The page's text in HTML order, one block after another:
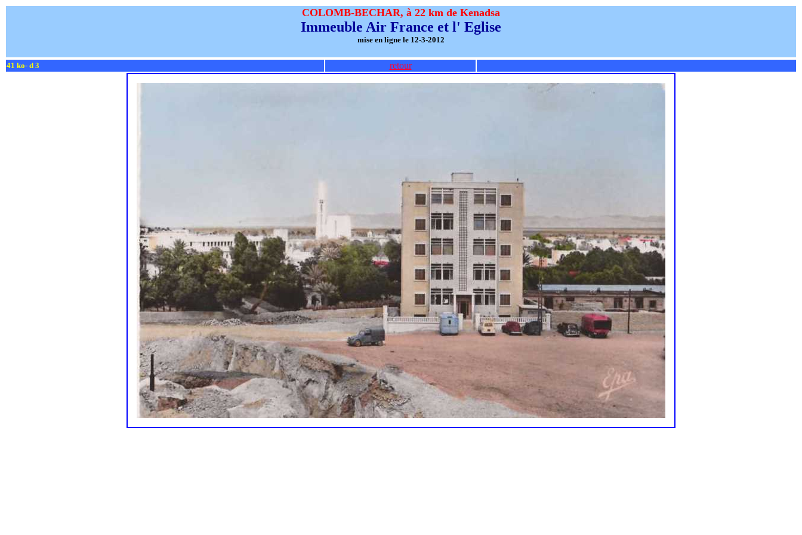
COLOMB-BECHAR, à 22 km de Kenadsa
Immeuble Air France et l' Eglise
mise en ligne le 12-3-2012
41 ko- d 3 retour